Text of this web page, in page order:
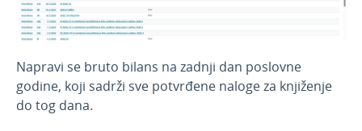
Izdati računi i dnevni izveštaj
Obračun PDV
Osnovna sredstva
Godišnje obrade
Napravi se bruto bilans na zadnji dan poslovne
godine, koji sadrži sve potvrđene naloge za knjiženje
do tog dana.